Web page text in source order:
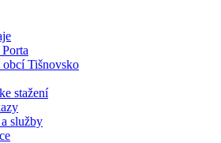
obcí Tišnovsko
stažení
služby